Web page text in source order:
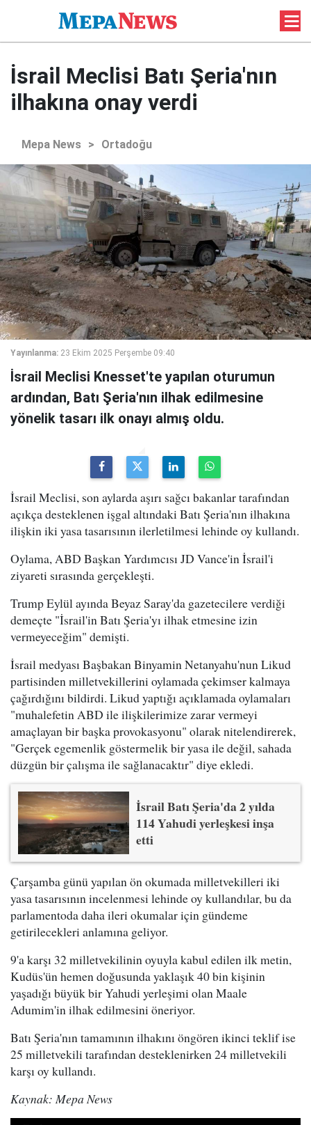
İsrail Meclisi Batı Şeria'nın
ilhakına onay verdi
Mepa News > Ortadoğu
Yayınlanma: 23 Ekim 2025 Perşembe 09:40
İsrail Meclisi Knesset'te yapılan oturumun
ardından, Batı Şeria'nın ilhak edilmesine
yönelik tasarı ilk onayı almış oldu.
İsrail Meclisi, son aylarda aşırı sağcı bakanlar tarafından
açıkça desteklenen işgal altındaki Batı Şeria'nın ilhakına
ilişkin iki yasa tasarısının ilerletilmesi lehinde oy kullandı.
Oylama, ABD Başkan Yardımcısı JD Vance'in İsrail'i
ziyareti sırasında gerçekleşti.
Trump Eylül ayında Beyaz Saray'da gazetecilere verdiği
demeçte "İsrail'in Batı Şeria'yı ilhak etmesine izin
vermeyeceğim" demişti.
İsrail medyası Başbakan Binyamin Netanyahu'nun Likud
partisinden milletvekillerini oylamada çekimser kalmaya
çağırdığını bildirdi. Likud yaptığı açıklamada oylamaları
"muhalefetin ABD ile ilişkilerimize zarar vermeyi
amaçlayan bir başka provokasyonu" olarak nitelendirerek,
"Gerçek egemenlik göstermelik bir yasa ile değil, sahada
düzgün bir çalışma ile sağlanacaktır" diye ekledi.
İsrail Batı Şeria'da 2 yılda
114 Yahudi yerleşkesi inşa
etti
Çarşamba günü yapılan ön okumada milletvekilleri iki
yasa tasarısının incelenmesi lehinde oy kullandılar, bu da
parlamentoda daha ileri okumalar için gündeme
getirilecekleri anlamına geliyor.
9'a karşı 32 milletvekilinin oyuyla kabul edilen ilk metin,
Kudüs'ün hemen doğusunda yaklaşık 40 bin kişinin
yaşadığı büyük bir Yahudi yerleşimi olan Maale
Adumim'in ilhak edilmesini öneriyor.
Batı Şeria'nın tamamının ilhakını öngören ikinci teklif ise
25 milletvekili tarafından desteklenirken 24 milletvekili
karşı oy kullandı.
Kaynak: Mepa News